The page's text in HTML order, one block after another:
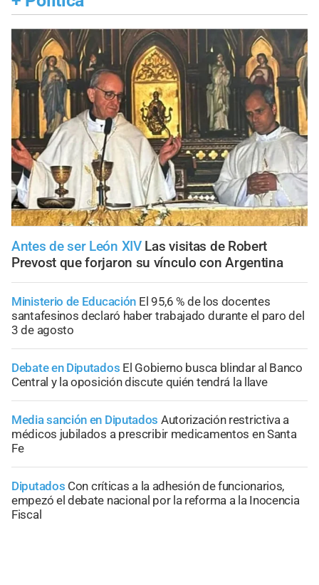
Antes de ser León XIV Las visitas de Robert
Prevost que forjaron su vínculo con Argentina
Ministerio de Educación El 95,6 % de los docentes
santafesinos declaró haber trabajado durante el paro del
3 de agosto
Debate en Diputados El Gobierno busca blindar al Banco
Central y la oposición discute quién tendrá la llave
Media sanción en Diputados Autorización restrictiva a
médicos jubilados a prescribir medicamentos en Santa
Fe
Diputados Con críticas a la adhesión de funcionarios,
empezó el debate nacional por la reforma a la Inocencia
Fiscal